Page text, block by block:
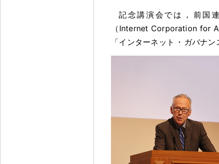
記念講演会では ， 前国
（Internet Corporation for
「インターネット
・ ガバナン